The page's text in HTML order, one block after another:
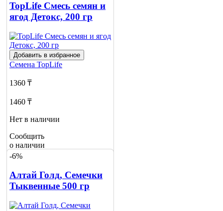
TopLife Смесь семян и
ягод Детокс, 200 гр
Добавить в избранное
Семена TopLife
1360 ₸
1460 ₸
Нет в наличии
Сообщить
о наличии
1
-6%
Алтай Голд, Семечки
Тыквенные 500 гр